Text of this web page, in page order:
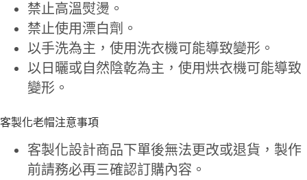
禁止高溫熨燙。
禁止使用漂白劑。
以手洗為主，使用洗衣機可能導致變形。
以日曬或自然陰乾為主，使用烘衣機可能導致
變形。
客製化老帽注意事項
客製化設計商品下單後無法更改或退貨，製作
前請務必再三確認訂購內容。